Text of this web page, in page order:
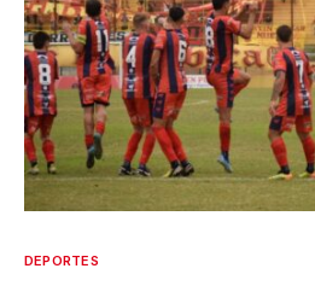
DEPORTES